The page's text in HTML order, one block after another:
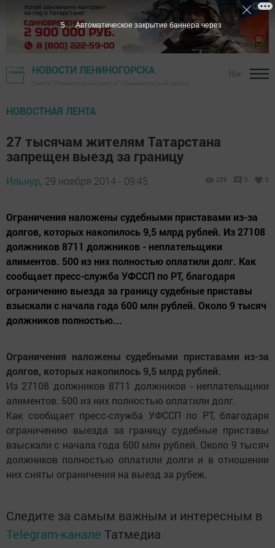
НОВОСТИ ЛЕНИНОГОРСКА
НОВОСТНАЯ ЛЕНТА
27 тысячам жителям Татарстана
запрещен выезд за границу
Ильнур, 29 ноября 2014 - 09:45 256 0 0
Ограничения наложены судебными приставами из-за
долгов, которых накопилось 9,5 млрд рублей. Из 27108
должников 8711 должников - неплательщики
алиментов. 500 из них полностью оплатили долг. Как
сообщает пресс-служба УФССП по РТ, благодаря
ограничению выезда за границу судебные приставы
взыскали с начала года 600 млн рублей. Около 9 тысяч
должников полностью...
Ограничения наложены судебными приставами из-за
долгов, которых накопилось 9,5 млрд рублей.
Из 27108 должников 8711 должников - неплательщики
алиментов. 500 из них полностью оплатили долг.
Как сообщает пресс-служба УФССП по РТ, благодаря
ограничению выезда за границу судебные приставы
взыскали с начала года 600 млн рублей. Около 9 тысяч
должников полностью оплатили долги и в отношении
них сняты ограничения на выезд за рубеж.
Следите за самым важным и интересным в
Telegram-канале Татмедиа
4 Автоматическое закрытие баннера через